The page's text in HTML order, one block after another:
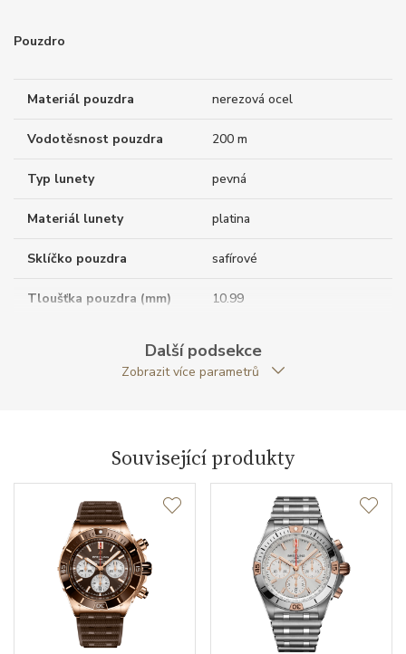
Pouzdro
Materiál pouzdra nerezová ocel
Vodotěsnost pouzdra 200 m
Typ lunety pevná
Materiál lunety platina
Sklíčko pouzdra safírové
Tloušťka pouzdra (mm) 10.99
Antireflexní sklíčko ANO
Materiál korunky nerezová ocel
Průměr pouzdra (mm)
Typ strojku Breitling B31
Další podsekce
Zobrazit více parametrů
Související produkty